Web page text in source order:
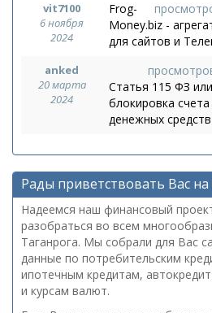
vit7100
6 ноября
2024
Frog-
Money.biz -
для сайтов и
anked
20 марта
2024
Статья 115 ФЗ
блокировка
денежных
Рады приветствовать Вас на
Надеемся наш финансовый
разобраться во всем
Таганрога. Мы собрали для Вас
данные по потребительским
ипотечным кредитам,
и курсам валют.